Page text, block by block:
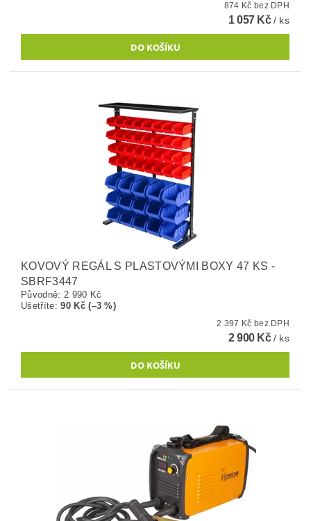
874 Kč bez DPH
1 057 Kč/ ks
KOVOVÝ REGÁL S PLASTOVÝMI BOXY 47 KS -
SBRF3447
Původně: 2 990 Kč
Ušetříte:90 Kč (–3 %)
2 397 Kč bez DPH
2 900 Kč/ ks